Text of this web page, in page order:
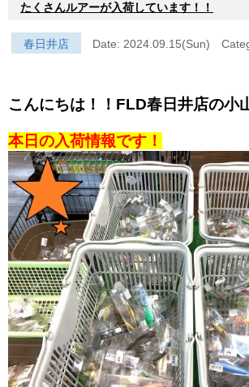
たくさんルアーが入荷しています！！
春日井店 Date: 2024.09.15(Sun)
こんにちは！！FLD春日井店の小
本日の入荷情報です！